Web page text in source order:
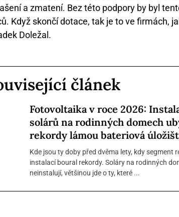
a zmatení. Bez této podpory by byl
Když skončí dotace, tak je to ve firmách,
Doležal.
článek
Fotovoltaika v roce 2026:
solárů na rodinných domech
rekordy lámou bateriová
Kde jsou ty doby před dvěma lety, kdy segment
instalací boural rekordy. Soláry na rodinných
neinstalují, většinou jde o ty, které ...